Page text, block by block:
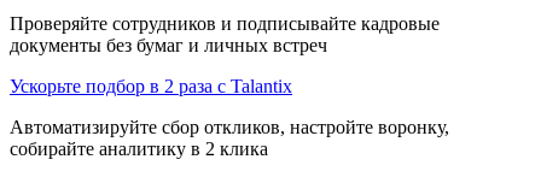
Проверяйте сотрудников и подписывайте кадровые
документы без бумаг и личных встреч
Ускорьте подбор в 2 раза с Talantix
Автоматизируйте сбор откликов, настройте воронку,
собирайте аналитику в 2 клика